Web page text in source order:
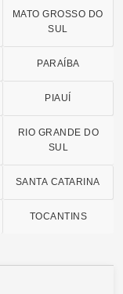
MATO GROSSO DO
SUL
PARAÍBA
PIAUÍ
RIO GRANDE DO
SUL
SANTA CATARINA
TOCANTINS